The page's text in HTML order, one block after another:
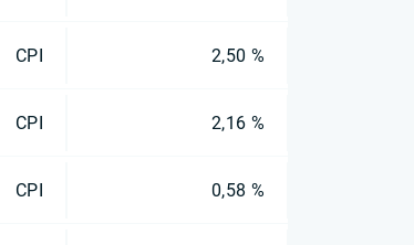
CPI 2,50 %
CPI 2,16 %
CPI 0,58 %